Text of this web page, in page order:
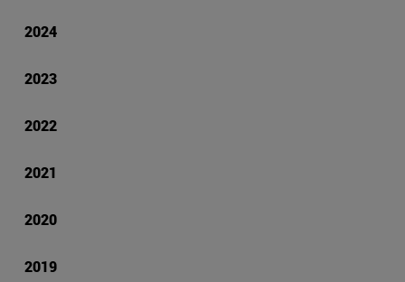
2024
2023
2022
2021
2020
2019